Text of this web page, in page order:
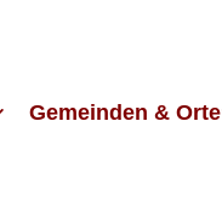
Gemeinden & Orte